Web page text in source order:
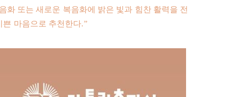
또는 새로운 복음화에 밝은 빛과 힘찬 활력을 전
마음으로 추천한다.”